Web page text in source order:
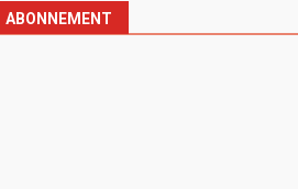
ABONNEMENT